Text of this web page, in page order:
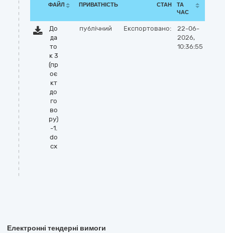
ФАЙЛ ПРИВАТНІСТЬ СТАН
ТА
ЧАС
До
да
то
к 3
(пр
оє
кт
до
го
во
ру)
-1.
do
cx
публічний Експортовано:
22-06-
2026,
10:36:55
Електронні тендерні вимоги